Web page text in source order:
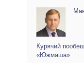
Курячий
«Южмаша»